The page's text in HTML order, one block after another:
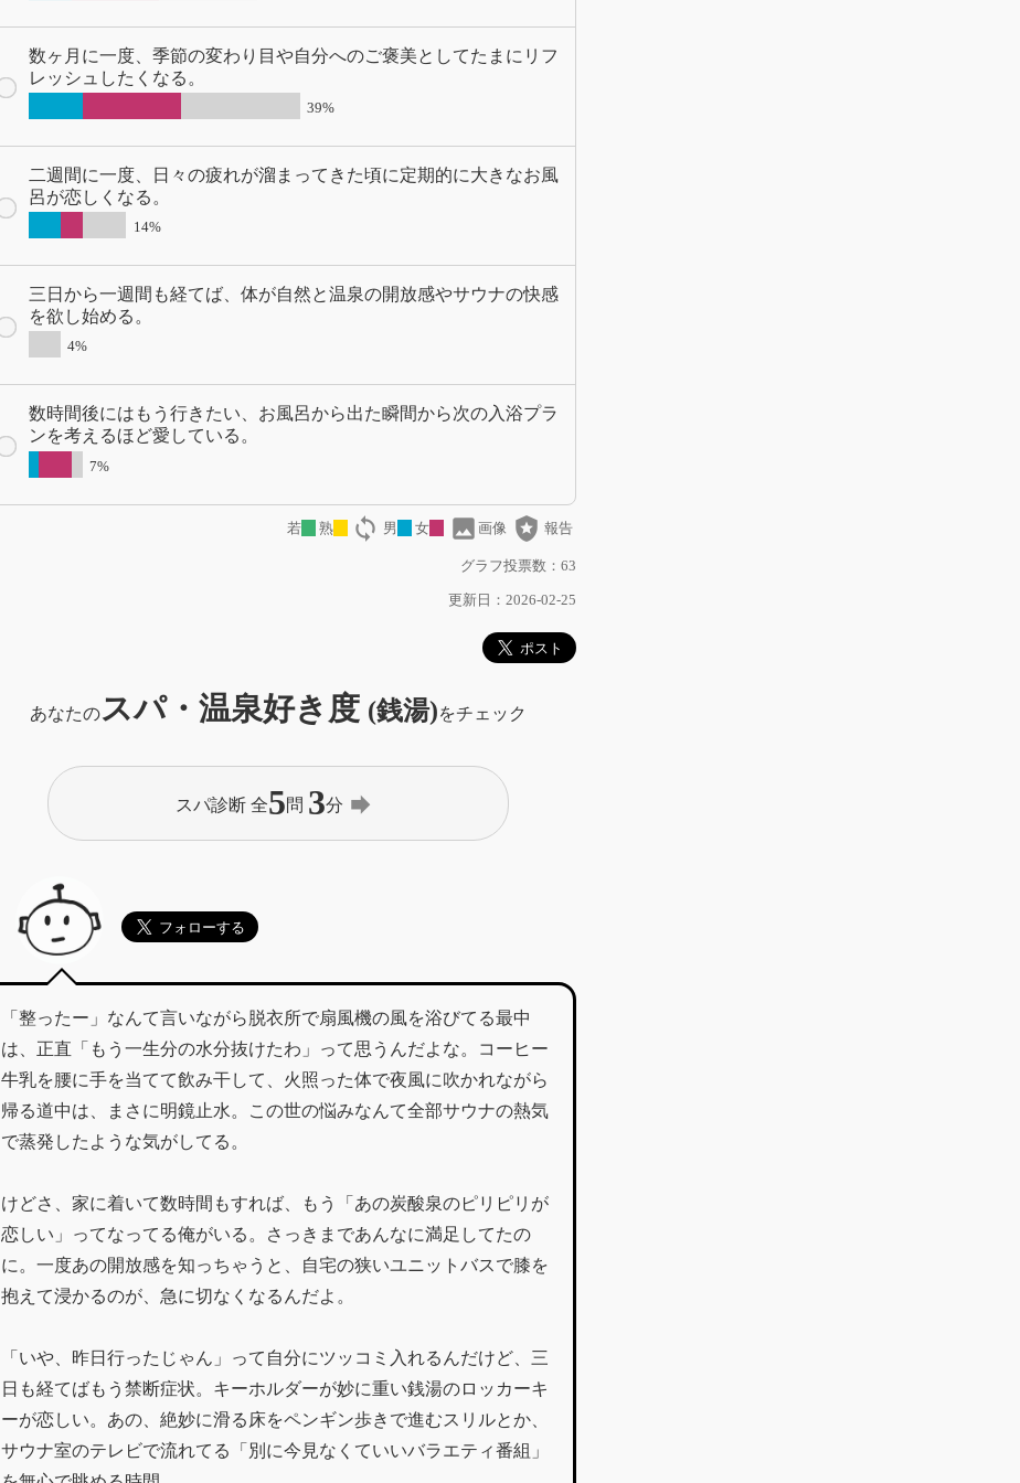
数ヶ月に一度、季節の変わり目や自分へのご褒美としてたまにリフ
レッシュしたくなる。
39%
二週間に一度、日々の疲れが溜まってきた頃に定期的に大きなお風
呂が恋しくなる。
14%
三日から一週間も経てば、体が自然と温泉の開放感やサウナの快感
を欲し始める。
4%
数時間後にはもう行きたい、お風呂から出た瞬間から次の入浴プラ
ンを考えるほど愛している。
7%
若 熟 loop 男 女 image画像 local_police 報告
グラフ投票数：63
更新日：2026-02-25
あなたのスパ・温泉好き度 (銭湯)をチェック
スパ診断 全5問 3分 forward
「整ったー」なんて言いながら脱衣所で扇風機の風を浴びてる最中
は、正直「もう一生分の水分抜けたわ」って思うんだよな。コーヒー
牛乳を腰に手を当てて飲み干して、火照った体で夜風に吹かれながら
帰る道中は、まさに明鏡止水。この世の悩みなんて全部サウナの熱気
で蒸発したような気がしてる。
けどさ、家に着いて数時間もすれば、もう「あの炭酸泉のピリピリが
恋しい」ってなってる俺がいる。さっきまであんなに満足してたの
に。一度あの開放感を知っちゃうと、自宅の狭いユニットバスで膝を
抱えて浸かるのが、急に切なくなるんだよ。
「いや、昨日行ったじゃん」って自分にツッコミ入れるんだけど、三
日も経てばもう禁断症状。キーホルダーが妙に重い銭湯のロッカーキ
ーが恋しい。あの、絶妙に滑る床をペンギン歩きで進むスリルとか、
サウナ室のテレビで流れてる「別に今見なくていいバラエティ番組」